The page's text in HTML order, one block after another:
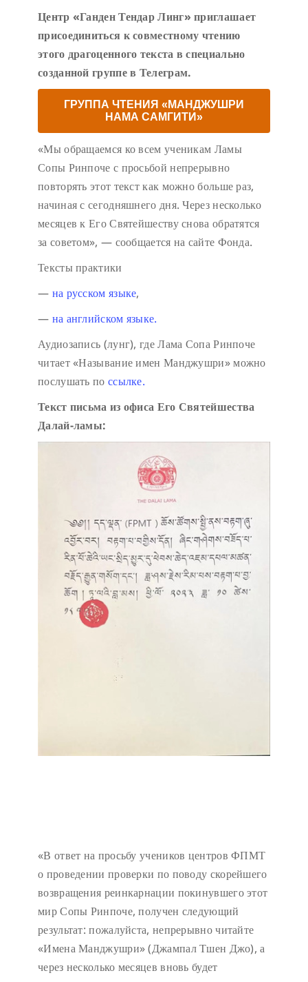
Центр «Ганден Тендар Линг» приглашает
присоединиться к совместному чтению
этого драгоценного текста в специально
созданной группе в Телеграм.
ГРУППА ЧТЕНИЯ «МАНДЖУШРИ
НАМА САМГИТИ»
«Мы обращаемся ко всем ученикам Ламы
Сопы Ринпоче с просьбой непрерывно
повторять этот текст как можно больше раз,
начиная с сегодняшнего дня. Через несколько
месяцев к Его Святейшеству снова обратятся
за советом», — сообщается на сайте Фонда.
Тексты практики
— на русском языке,
— на английском языке.
Аудиозапись (лунг), где Лама Сопа Ринпоче
читает «Называние имен Манджушри» можно
послушать по ссылке.
Текст письма из офиса Его Святейшества
Далай-ламы:
«В ответ на просьбу учеников центров ФПМТ
о проведении проверки по поводу скорейшего
возвращения реинкарнации покинувшего этот
мир Сопы Ринпоче, получен следующий
результат: пожалуйста, непрерывно читайте
«Имена Манджушри» (Джампал Тшен Джо), а
через несколько месяцев вновь будет